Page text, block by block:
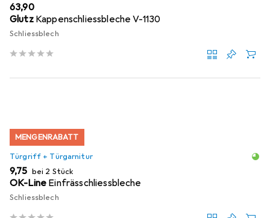
EUR
63,90
Glutz Kappenschliessbleche V-1130
Schliessblech
MENGENRABATT
Türgriff + Türgarnitur
EUR
9,75 bei 2 Stück
OK-Line Einfrässchliessbleche
Schliessblech